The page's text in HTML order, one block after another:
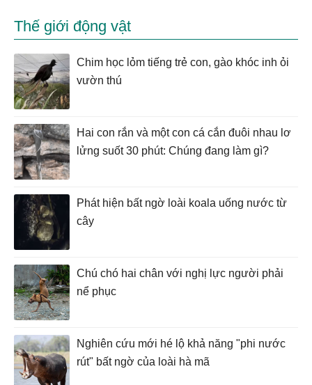
Thế giới động vật
Chim học lỏm tiếng trẻ con, gào khóc inh ỏi
vườn thú
Hai con rắn và một con cá cắn đuôi nhau lơ
lửng suốt 30 phút: Chúng đang làm gì?
Phát hiện bất ngờ loài koala uống nước từ
cây
Chú chó hai chân với nghị lực người phải
nể phục
Nghiên cứu mới hé lộ khả năng "phi nước
rút" bất ngờ của loài hà mã